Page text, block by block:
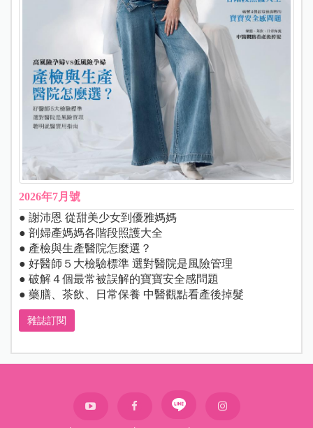
2026年7月號
● 謝沛恩 從甜美少女到優雅媽媽
● 剖婦產媽媽各階段照護大全
● 產檢與生產醫院怎麼選？
● 好醫師５大檢驗標準 選對醫院是風險管理
● 破解４個最常被誤解的寶寶安全感問題
● 藥膳、茶飲、日常保養 中醫觀點看產後掉髮
雜誌訂閱